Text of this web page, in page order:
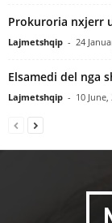
Prokuroria nxjerr
Lajmetshqip - 24
Elsamedi del nga
Lajmetshqip - 10 June,